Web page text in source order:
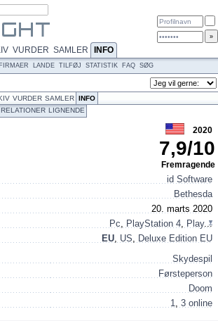
VURDER SAMLER INFO
FIRMAER LANDE TILFØJ STATISTIK FAQ SØG
VURDER SAMLER INFO
RELATIONER LIGNENDE
2020
7,9/10
Fremragende
id Software
Bethesda
20. marts 2020
Pc, PlayStation 4, Play...
EU, US, Deluxe Edition EU
Skydespil
Førsteperson
Doom
1, 3 online